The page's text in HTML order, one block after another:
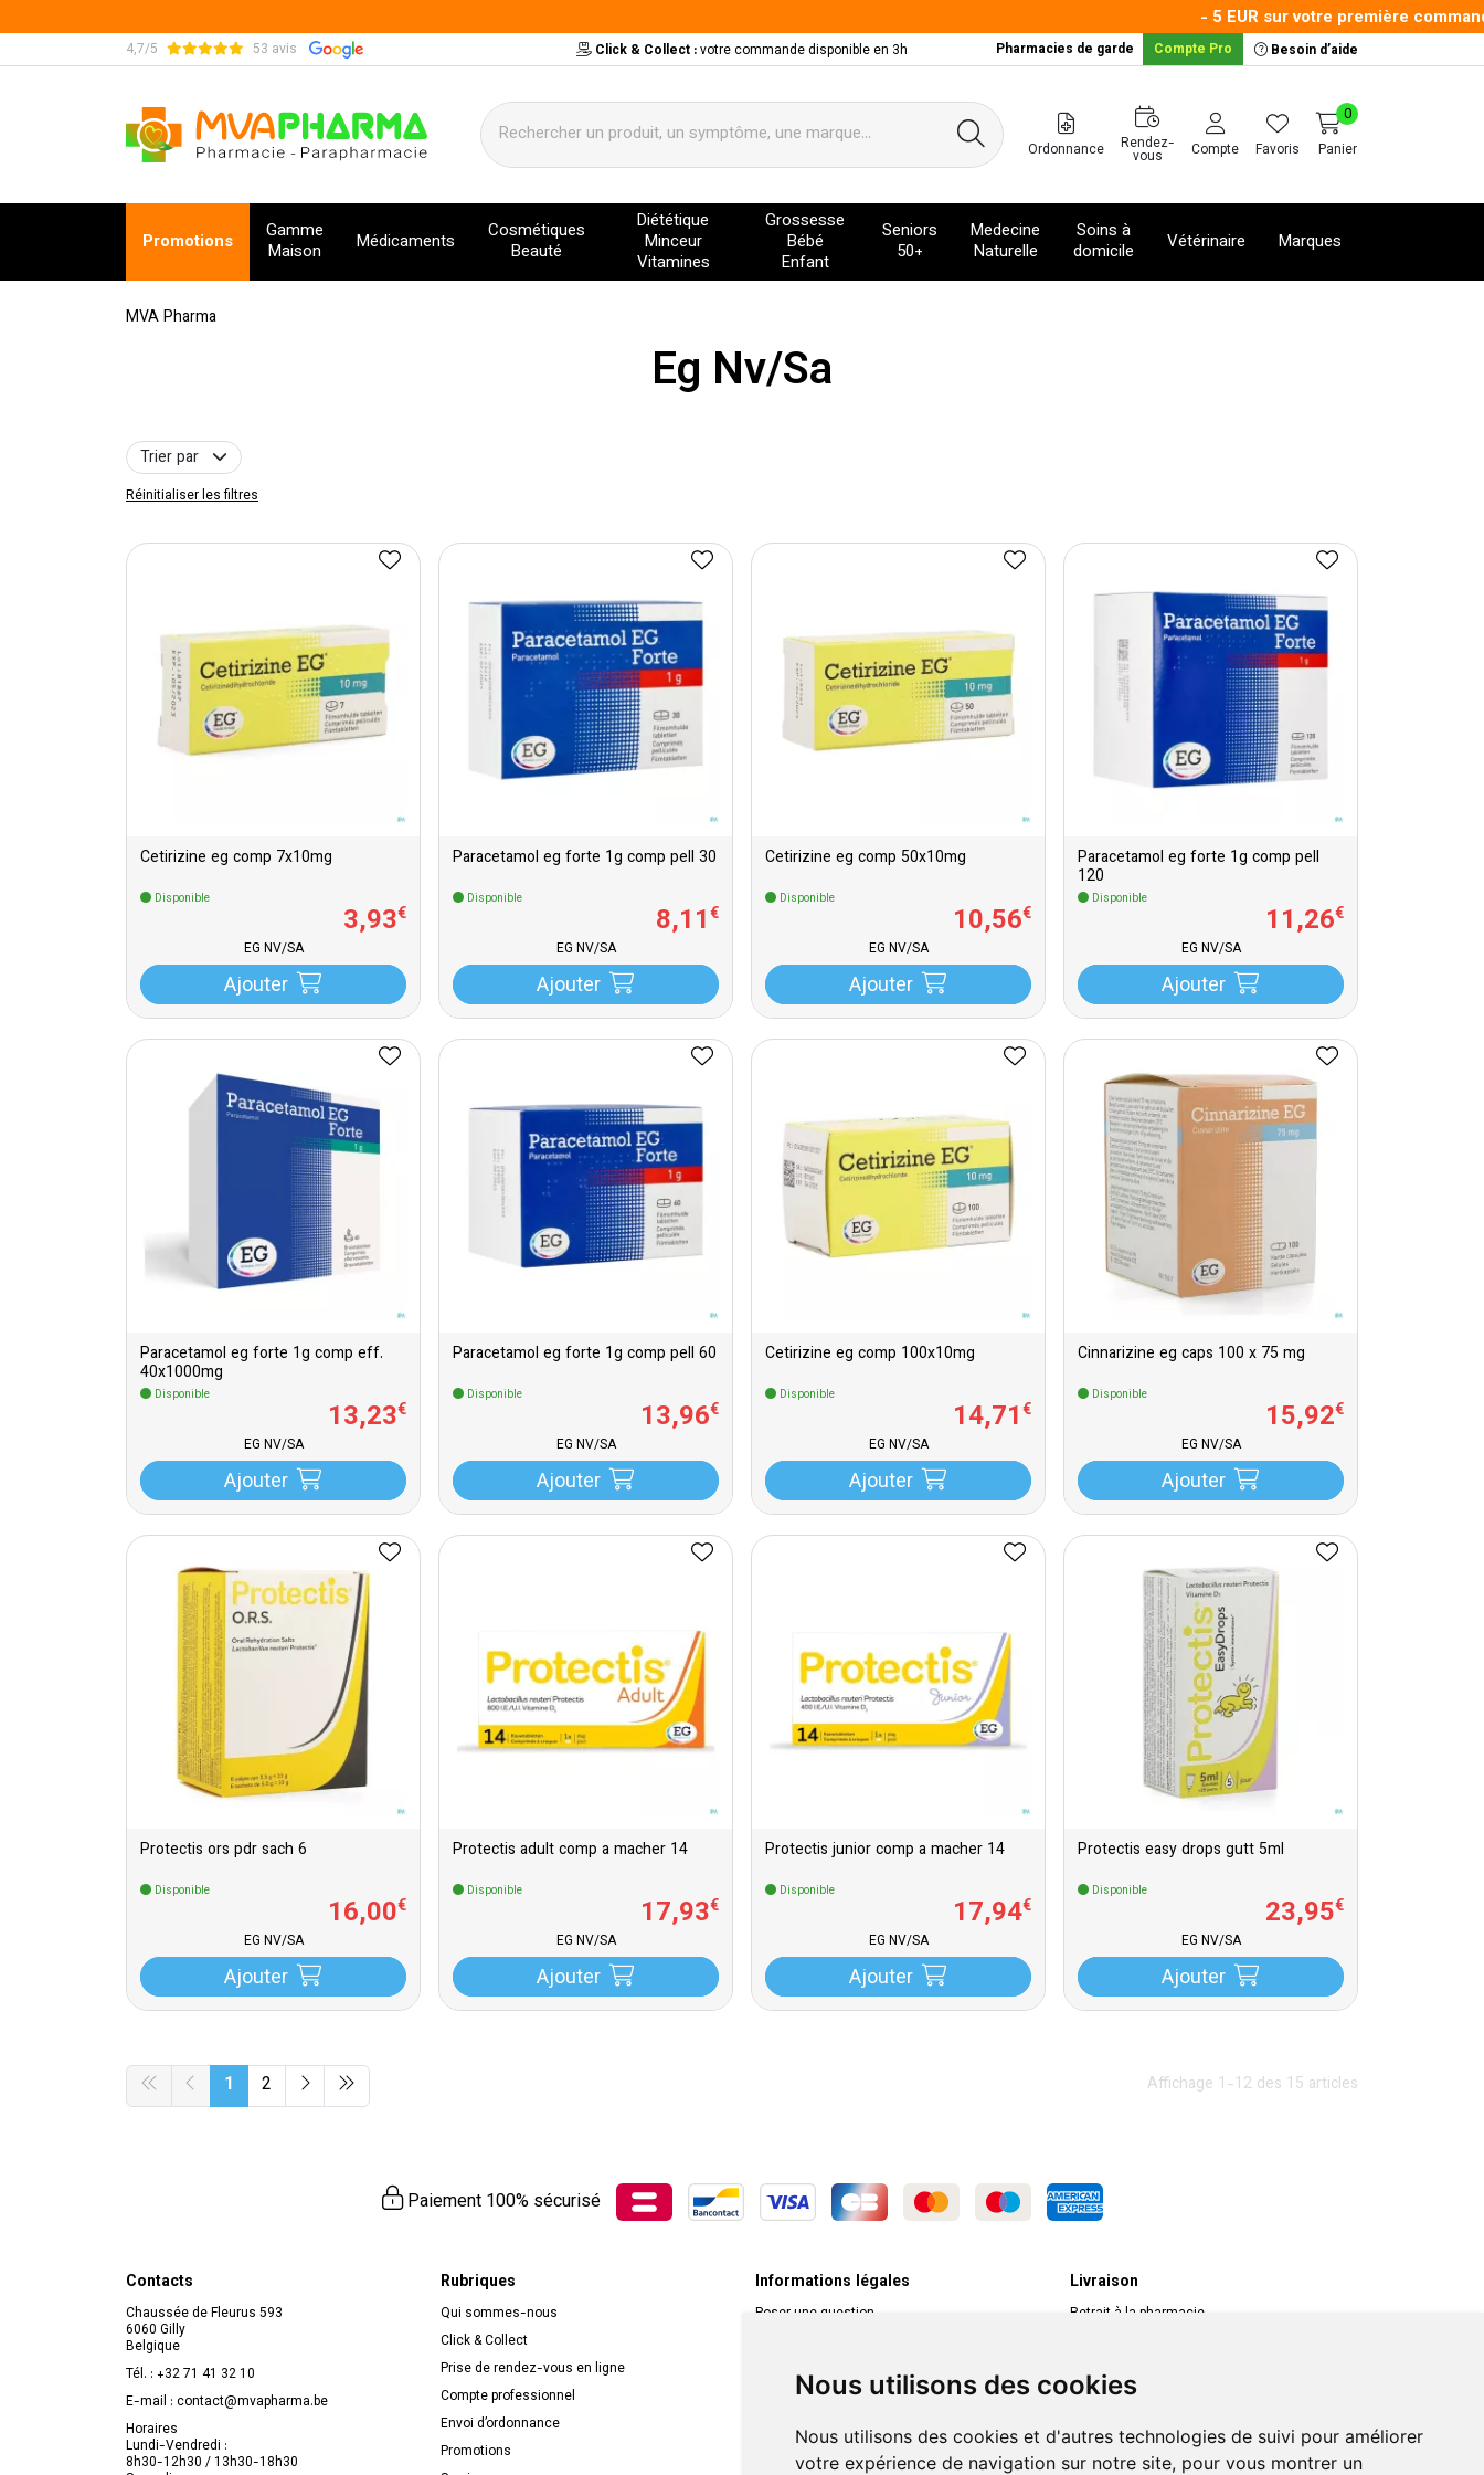
Nous utilisons des cookies
Nous utilisons des cookies et d'autres technologies de suivi pour améliorer
votre expérience de navigation sur notre site, pour vous montrer un
- 5 EUR sur votre première
4,7/5 53 avis Click & Collect :votre commande disponible en 3h Pharmacies de garde Compte Pro Besoin d’aide
MVA Pharma Votre pharmacie en ligne à votre service Ordonnance Rendez-
vous Compte Favoris Panier
0
Promotions
Gamme
Maison
Médicaments
Cosmétiques
Beauté
Diététique
Minceur
Vitamines
Grossesse
Bébé
Enfant
Seniors
50+
Medecine
Naturelle
Soins à
domicile
Vétérinaire Marques
MVA Pharma
Eg Nv/Sa
Trier par
Réinitialiser les filtres
Cetirizine eg comp 7x10mg
Disponible
3,93€
EG NV/SA
Ajouter
Paracetamol eg forte 1g comp pell 30
Disponible
8,11€
EG NV/SA
Ajouter
Cetirizine eg comp 50x10mg
Disponible
10,56€
EG NV/SA
Ajouter
Paracetamol eg forte 1g comp pell
120
Disponible
11,26€
EG NV/SA
Ajouter
Paracetamol eg forte 1g comp eff.
40x1000mg
Disponible
13,23€
EG NV/SA
Ajouter
Paracetamol eg forte 1g comp pell 60
Disponible
13,96€
EG NV/SA
Ajouter
Cetirizine eg comp 100x10mg
Disponible
14,71€
EG NV/SA
Ajouter
Cinnarizine eg caps 100 x 75 mg
Disponible
15,92€
EG NV/SA
Ajouter
Protectis ors pdr sach 6
Disponible
16,00€
EG NV/SA
Ajouter
Protectis adult comp a macher 14
Disponible
17,93€
EG NV/SA
Ajouter
Protectis junior comp a macher 14
Disponible
17,94€
EG NV/SA
Ajouter
Protectis easy drops gutt 5ml
Disponible
23,95€
EG NV/SA
Ajouter
Affichage 1-12 des 15 articles
1 2
Paiement 100% sécurisé
Contacts
Chaussée de Fleurus 593
6060 Gilly
Belgique
Tél. : +32 71 41 32 10
E-mail : contact@mvapharma.be
Horaires
Lundi-Vendredi :
8h30-12h30 / 13h30-18h30
Rubriques
Qui sommes-nous
Click & Collect
Prise de rendez-vous en ligne
Compte professionnel
Envoi d’ordonnance
Promotions
Informations légales
Poser une question
Livraison
Retrait à la pharmacie
Livraison dans un Point Relais